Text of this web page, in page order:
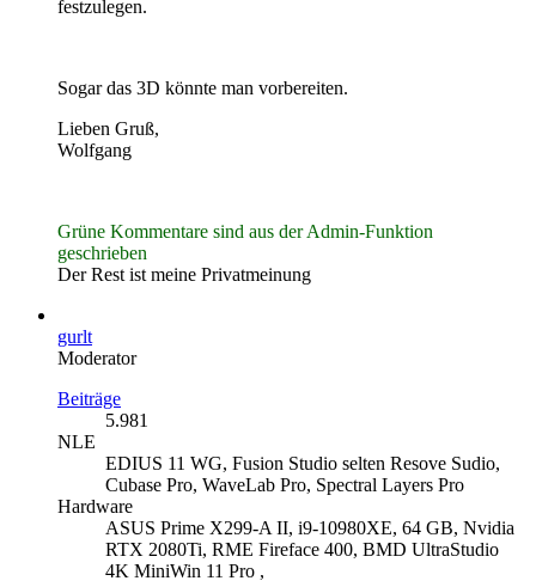
festzulegen.
Sogar das 3D könnte man vorbereiten.
Lieben Gruß,
Wolfgang
Grüne Kommentare sind aus der Admin-Funktion
geschrieben
Der Rest ist meine Privatmeinung
gurlt
Moderator
Beiträge
5.981
NLE
EDIUS 11 WG, Fusion Studio selten Resove Sudio,
Cubase Pro, WaveLab Pro, Spectral Layers Pro
Hardware
ASUS Prime X299-A II, i9-10980XE, 64 GB, Nvidia
RTX 2080Ti, RME Fireface 400, BMD UltraStudio
4K MiniWin 11 Pro ,